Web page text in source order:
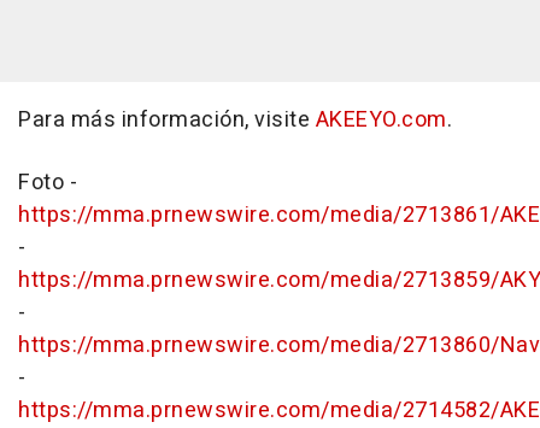
Para más información, visite AKEEYO.com.
Foto -
https://mma.prnewswire.com/media/2713861/
-
https://mma.prnewswire.com/media/2713859/
-
https://mma.prnewswire.com/media/2713860/
-
https://mma.prnewswire.com/media/2714582/